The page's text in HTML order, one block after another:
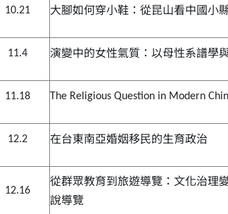
10.21 大腳如何穿小鞋：從昆山看中國小
11.4 演變中的女性氣質：以母性系譜學
11.18 The Religious Question in Modern
12.2 在台東南亞婚姻移民的生育政治
12.16
從群眾教育到旅遊導覽：文化治理
說導覽